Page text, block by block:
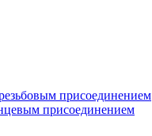
присоединением
присоединением